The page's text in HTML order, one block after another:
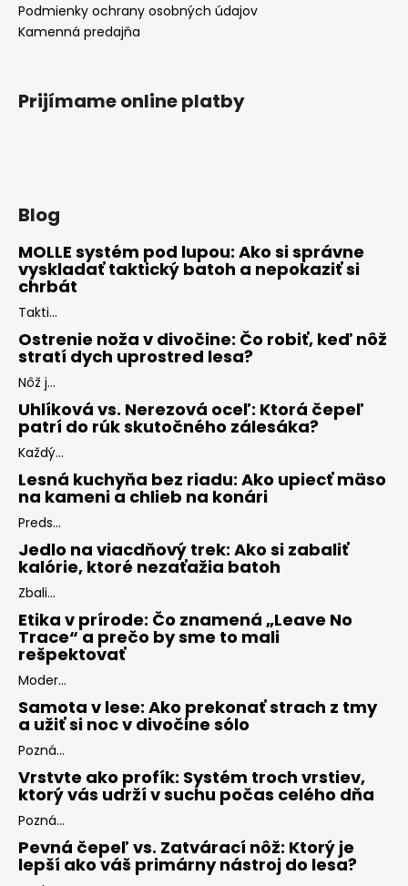
Podmienky ochrany osobných údajov
Kamenná predajňa
Prijímame online platby
Blog
MOLLE systém pod lupou: Ako si správne
vyskladať taktický batoh a nepokaziť si
chrbát
Takti...
Ostrenie noža v divočine: Čo robiť, keď nôž
stratí dych uprostred lesa?
Nôž j...
Uhlíková vs. Nerezová oceľ: Ktorá čepeľ
patrí do rúk skutočného zálesáka?
Každý...
Lesná kuchyňa bez riadu: Ako upiecť mäso
na kameni a chlieb na konári
Preds...
Jedlo na viacdňový trek: Ako si zabaliť
kalórie, ktoré nezaťažia batoh
Zbali...
Etika v prírode: Čo znamená „Leave No
Trace“ a prečo by sme to mali
rešpektovať
Moder...
Samota v lese: Ako prekonať strach z tmy
a užiť si noc v divočine sólo
Pozná...
Vrstvte ako profík: Systém troch vrstiev,
ktorý vás udrží v suchu počas celého dňa
Pozná...
Pevná čepeľ vs. Zatvárací nôž: Ktorý je
lepší ako váš primárny nástroj do lesa?